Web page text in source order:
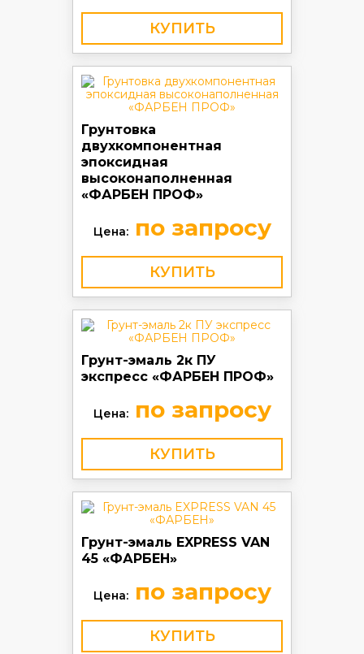
КУПИТЬ
Грунтовка
двухкомпонентная
эпоксидная
высоконаполненная
«ФАРБЕН ПРОФ»
Цена:по запросу
КУПИТЬ
Грунт-эмаль 2к ПУ
экспресс «ФАРБЕН ПРОФ»
Цена:по запросу
КУПИТЬ
Грунт-эмаль EXPRESS VAN
45 «ФАРБЕН»
Цена:по запросу
КУПИТЬ